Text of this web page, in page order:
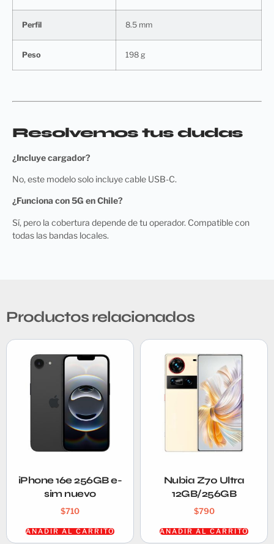
Perfil 8.5 mm
Peso 198 g
Resolvemos tus dudas
¿Incluye cargador?
No, este modelo solo incluye cable USB-C.
¿Funciona con 5G en Chile?
Sí, pero la cobertura depende de tu operador. Compatible con
todas las bandas locales.
Productos relacionados
iPhone 16e 256GB e-
sim nuevo
$710
AÑADIR AL CARRITO
Nubia Z70 Ultra
12GB/256GB
$790
AÑADIR AL CARRITO